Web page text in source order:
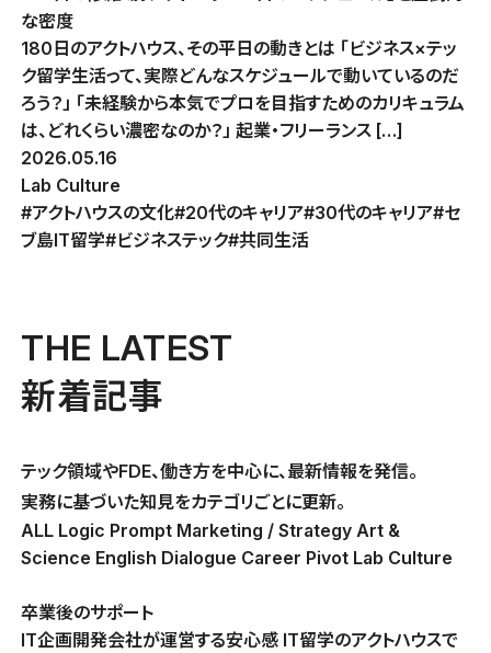
な密度
180日のアクトハウス、その平日の動きとは 「ビジネス×テッ
ク留学生活って、実際どんなスケジュールで動いているのだ
ろう？」 「未経験から本気でプロを目指すためのカリキュラム
は、どれくらい濃密なのか？」 起業・フリーランス […]
2026.05.16
Lab Culture
#アクトハウスの文化#20代のキャリア#30代のキャリア#セ
ブ島IT留学#ビジネステック#共同生活
THE LATEST
新着記事
テック領域やFDE、働き方を中心に、最新情報を発信。
実務に基づいた知見をカテゴリごとに更新。
ALL Logic Prompt Marketing / StrategyArt &
Science English Dialogue Career Pivot Lab Culture
卒業後のサポート
IT企画開発会社が運営する安心感 IT留学のアクトハウスで